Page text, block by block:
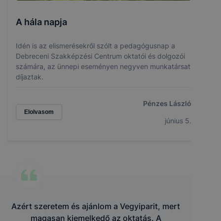
A hála napja
Idén is az elismerésekről szólt a pedagógusnap a
Debreceni Szakképzési Centrum oktatói és dolgozói
számára, az ünnepi eseményen negyven munkatársat
díjaztak.
Elolvasom
Pénzes László
június 5.
Azért szeretem és ajánlom a Vegyiparit, mert
magasan kiemelkedő az oktatás. A